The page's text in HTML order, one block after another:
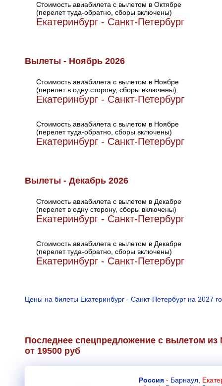
Стоимость авиабилета с вылетом в Октябре
(перелет туда-обратно, сборы включены)
Екатеринбург - Санкт-Петербург
Вылеты - Ноябрь 2026
Стоимость авиабилета с вылетом в Ноябре
(перелет в одну сторону, сборы включены)
Екатеринбург - Санкт-Петербург
Стоимость авиабилета с вылетом в Ноябре
(перелет туда-обратно, сборы включены)
Екатеринбург - Санкт-Петербург
Вылеты - Декабрь 2026
Стоимость авиабилета с вылетом в Декабре
(перелет в одну сторону, сборы включены)
Екатеринбург - Санкт-Петербург
Стоимость авиабилета с вылетом в Декабре
(перелет туда-обратно, сборы включены)
Екатеринбург - Санкт-Петербург
Цены на билеты Екатеринбург - Санкт-Петербург на 2027
Последнее спецпредложение с вылетом
от 19500 руб
Россия - Барнаул